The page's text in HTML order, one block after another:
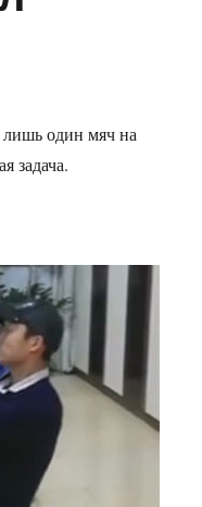
лишь один мяч на
задача.